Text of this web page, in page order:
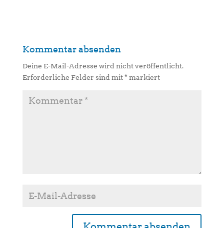
Kommentar absenden
Deine E-Mail-Adresse wird nicht veröffentlicht.
Erforderliche Felder sind mit* markiert